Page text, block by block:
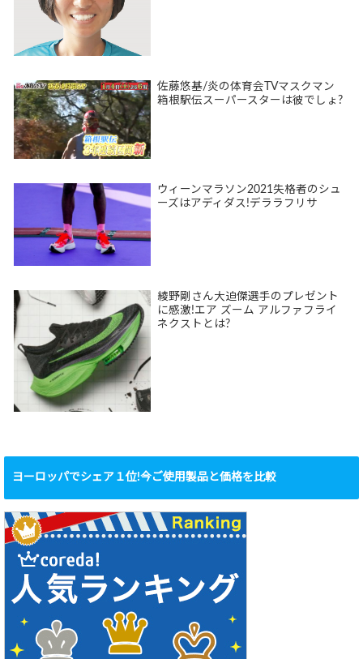
佐藤悠基/炎の体育会TVマスクマン
箱根駅伝スーパースターは彼でしょ?
ウィーンマラソン2021失格者のシュ
ーズはアディダス!デララフリサ
綾野剛さん大迫傑選手のプレゼント
に感激!エア ズーム アルファフライ
ネクストとは?
ヨーロッパでシェア１位!今ご使用製品と価格を比較